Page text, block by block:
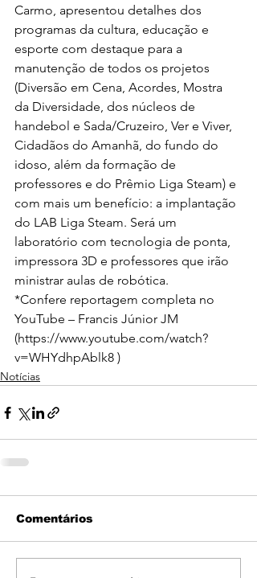
Carmo, apresentou detalhes dos
programas da cultura, educação e
esporte com destaque para a
manutenção de todos os projetos
(Diversão em Cena, Acordes, Mostra
da Diversidade, dos núcleos de
handebol e Sada/Cruzeiro, Ver e Viver,
Cidadãos do Amanhã, do fundo do
idoso, além da formação de
professores e do Prêmio Liga Steam) e
com mais um benefício: a implantação
do LAB Liga Steam. Será um
laboratório com tecnologia de ponta,
impressora 3D e professores que irão
ministrar aulas de robótica.
*Confere reportagem completa no
YouTube – Francis Júnior JM
(https://www.youtube.com/watch?
v=WHYdhpAblk8 )
Notícias
Comentários